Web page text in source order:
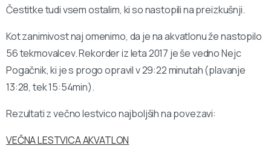
Čestitke tudi vsem ostalim, ki so nastopili na preizkušnji.
Kot zanimivost naj omenimo, da je na akvatlonu že nastopilo
56 tekmovalcev. Rekorder iz leta 2017 je še vedno Nejc
Pogačnik, ki je s progo opravil v 29:22 minutah (plavanje
13:28, tek 15:54min).
Rezultati z večno lestvico najboljših na povezavi:
VEČNA LESTVICA AKVATLON